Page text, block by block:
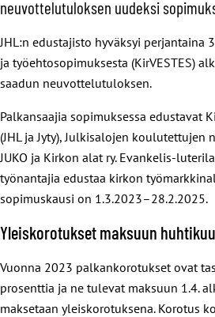
neuvottelutuloksen uudeksi
JHL:n edustajisto hyväksyi perjantaina
ja työehtosopimuksesta (KirVESTES)
saadun neuvottelutuloksen.
Palkansaajia sopimuksessa edustavat
(JHL ja Jyty), Julkisalojen koulutettujen
JUKO ja Kirkon alat ry. Evankelis-
työnantajia edustaa kirkon
sopimuskausi on 1.3.2023–28.2.2025.
Yleiskorotukset maksuun
Vuonna 2023 palkankorotukset ovat
prosenttia ja ne tulevat maksuun 1.4.
maksetaan yleiskorotuksena. Korotus